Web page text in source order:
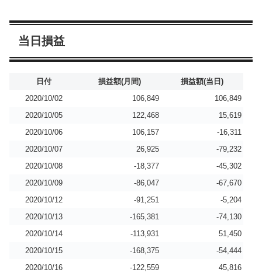
当日損益
日付 損益額(月間)
損益額(当日)
2020/10/02
106,849
106,849
2020/10/05
122,468
15,619
2020/10/06
106,157
-16,311
2020/10/07
26,925
-79,232
2020/10/08
-18,377
-45,302
2020/10/09
-86,047
-67,670
2020/10/12
-91,251
-5,204
2020/10/13
-165,381
-74,130
2020/10/14
-113,931
51,450
2020/10/15
-168,375
-54,444
2020/10/16
-122,559
45,816